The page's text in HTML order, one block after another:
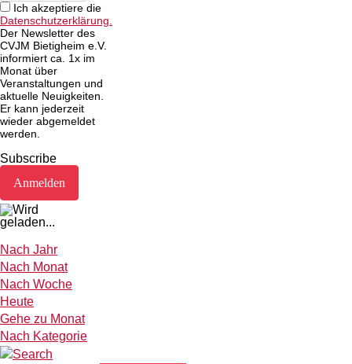
Ich akzeptiere die
Datenschutzerklärung.
Der Newsletter des
CVJM Bietigheim e.V.
informiert ca. 1x im
Monat über
Veranstaltungen und
aktuelle Neuigkeiten.
Er kann jederzeit
wieder abgemeldet
werden.
Subscribe
Nach Jahr
Nach Monat
Nach Woche
Heute
Gehe zu Monat
Nach Kategorie